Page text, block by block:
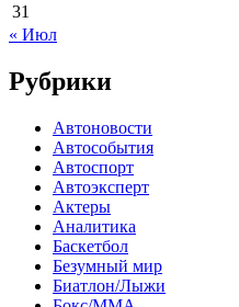
31
« Июл
Рубрики
Автоновости
Автособытия
Автоспорт
Автоэксперт
Актеры
Аналитика
Баскетбол
Безумный мир
Биатлон/Лыжи